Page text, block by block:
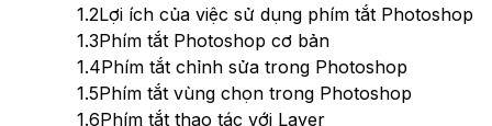
1.2Lợi ích của việc sử dụng phím tắt Photoshop
1.3Phím tắt Photoshop cơ bản
1.4Phím tắt chỉnh sửa trong Photoshop
1.5Phím tắt vùng chọn trong Photoshop
1.6Phím tắt thao tác với Layer